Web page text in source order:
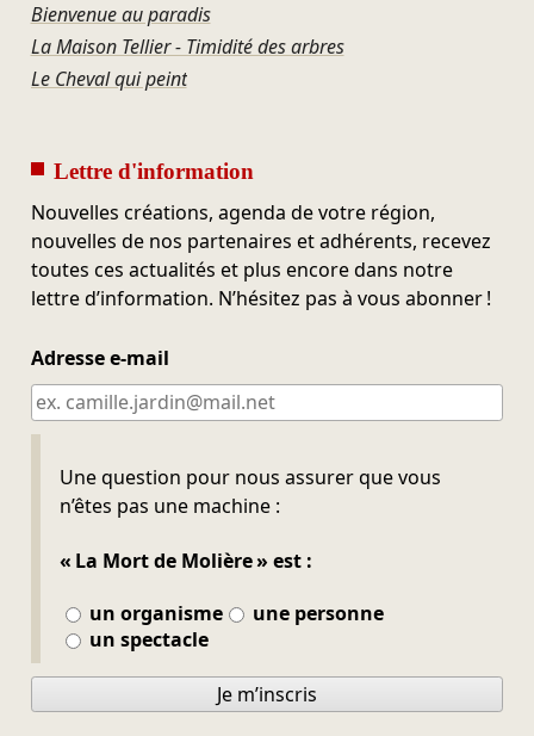
Bienvenue au paradis
La Maison Tellier - Timidité des arbres
Le Cheval qui peint
Lettre d'information
Nouvelles créations, agenda de votre région,
nouvelles de nos partenaires et adhérents, recevez
toutes ces actualités et plus encore dans notre
lettre d’information. N’hésitez pas à vous abonner !
Adresse e-mail
Une question pour nous assurer que vous
n’êtes pas une machine :
« La Mort de Molière » est :
un organisme
une personne
un spectacle
Ne pas remplir
Je m’inscris